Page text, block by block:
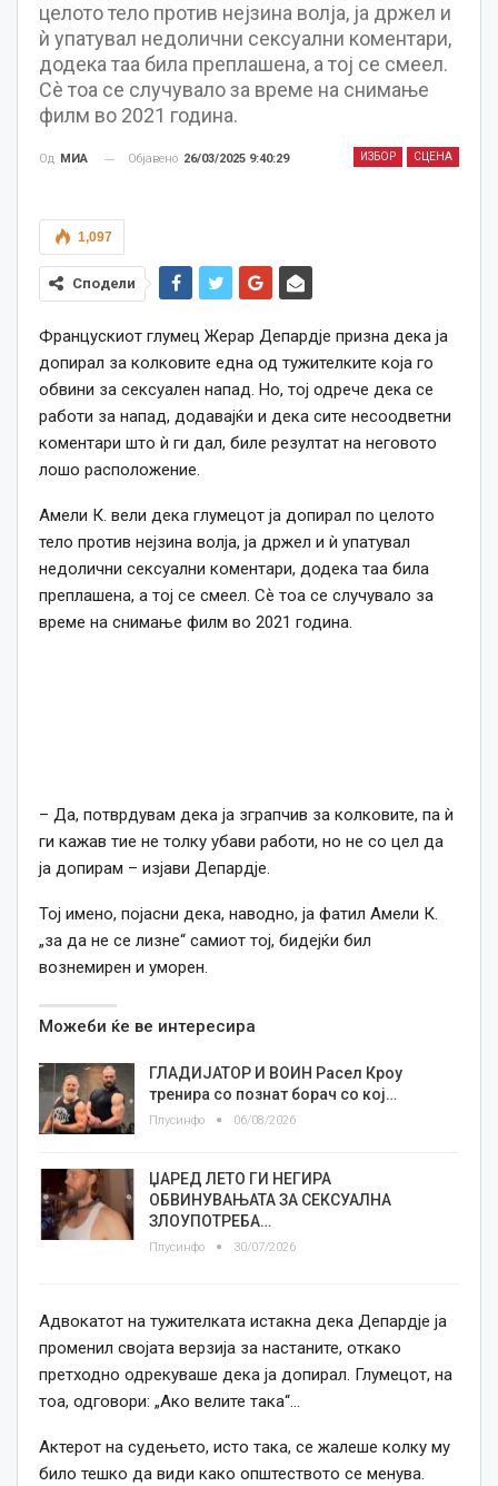
целото тело против нејзина волја, ја држел и
ѝ упатувал недолични сексуални коментари,
додека таа била преплашена, а тој се смеел.
Сѐ тоа се случувало за време на снимање
филм во 2021 година.
ИЗБОР СЦЕНА
Од МИА Објавено 26/03/2025 9:40:29
1,097
Сподели
Францускиот глумец Жерар Депардје призна дека ја
допирал за колковите една од тужителките која го
обвини за сексуален напад. Но, тој одрече дека се
работи за напад, додавајќи и дека сите несоодветни
коментари што ѝ ги дал, биле резултат на неговото
лошо расположение.
Амели К. вели дека глумецот ја допирал по целото
тело против нејзина волја, ја држел и ѝ упатувал
недолични сексуални коментари, додека таа била
преплашена, а тој се смеел. Сѐ тоа се случувало за
време на снимање филм во 2021 година.
– Да, потврдувам дека ја зграпчив за колковите, па ѝ
ги кажав тие не толку убави работи, но не со цел да
ја допирам – изјави Депардје.
Тој имено, појасни дека, наводно, ја фатил Амели К.
„за да не се лизне“ самиот тој, бидејќи бил
вознемирен и уморен.
Можеби ќе ве интересира
ГЛАДИЈАТОР И ВОИН Расел Кроу
тренира со познат борач со кој…
Плусинфо 06/08/2026
ЏАРЕД ЛЕТО ГИ НЕГИРА
ОБВИНУВАЊАТА ЗА СЕКСУАЛНА
ЗЛОУПОТРЕБА…
Плусинфо 30/07/2026
Адвокатот на тужителката истакна дека Депардје ја
променил својата верзија за настаните, откако
претходно одрекуваше дека ја допирал. Глумецот, на
тоа, одговори: „Ако велите така“…
Актерот на судењето, исто така, се жалеше колку му
било тешко да види како општеството се менува.